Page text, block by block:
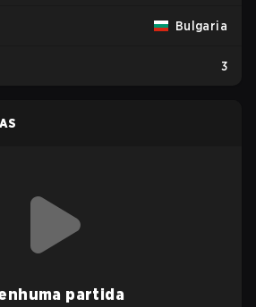
Bulgaria
3
partida